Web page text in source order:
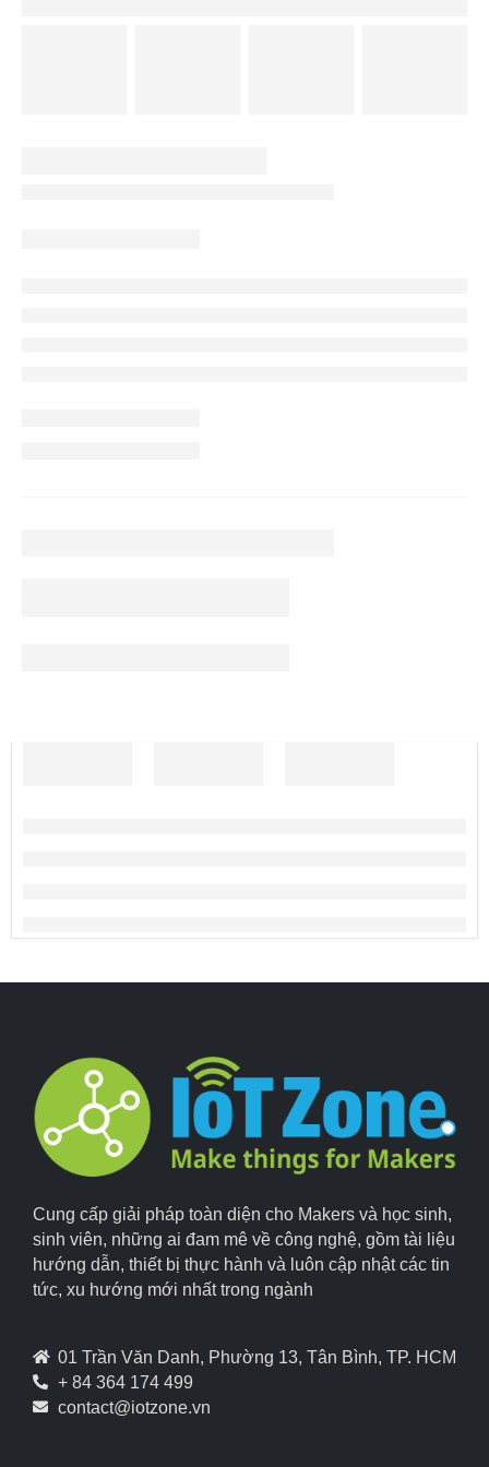
Cung cấp giải pháp toàn diện cho Makers và học sinh,
sinh viên, những ai đam mê về công nghệ, gồm tài liệu
hướng dẫn, thiết bị thực hành và luôn cập nhật các tin
tức, xu hướng mới nhất trong ngành
01 Trần Văn Danh, Phường 13, Tân Bình, TP. HCM
+ 84 364 174 499
contact@iotzone.vn